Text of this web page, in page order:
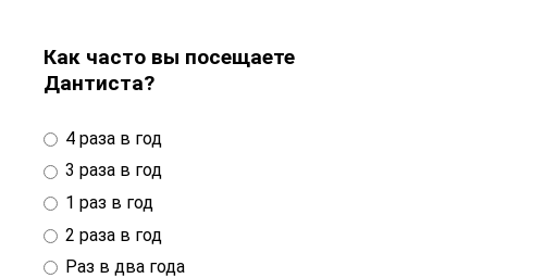
Как часто вы посещаете
Дантиста?
4 раза в год
3 раза в год
1 раз в год
2 раза в год
Раз в два года